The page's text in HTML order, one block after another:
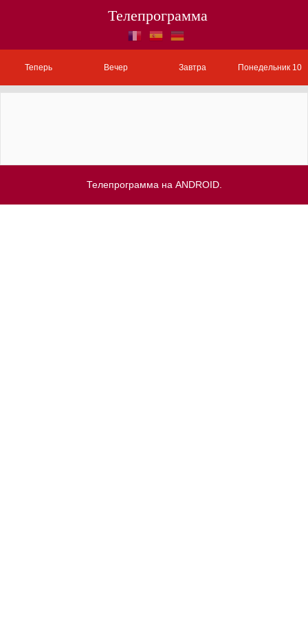
Телепрограмма
Теперь Вечер Завтра Понедельник 10
Телепрограмма на ANDROID.